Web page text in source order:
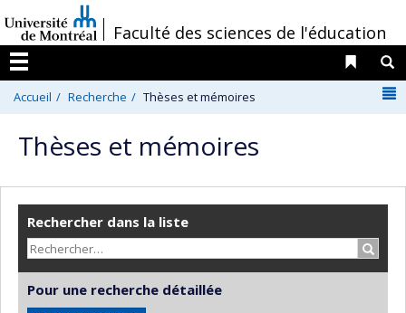
au
contenu
/Faculté des sciences de l'éducation
Menu
Liens
Accueil Recherche Thèses et mémoires
Thèses et mémoires
Rechercher dans la liste
Pour une recherche détaillée